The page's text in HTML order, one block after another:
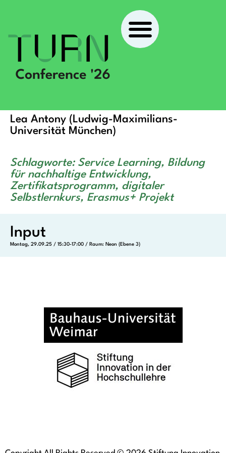
Service Learning für
Lea Antony (Ludwig-Maximilians-
Universität München)
Schlagworte: Service Learning, Bildung
für nachhaltige Entwicklung,
Zertifikatsprogramm, digitaler
Selbstlernkurs, Erasmus+ Projekt
Input
Montag, 29.09.25 / 15:30-17:00 / Raum: Neon (Ebene 3)